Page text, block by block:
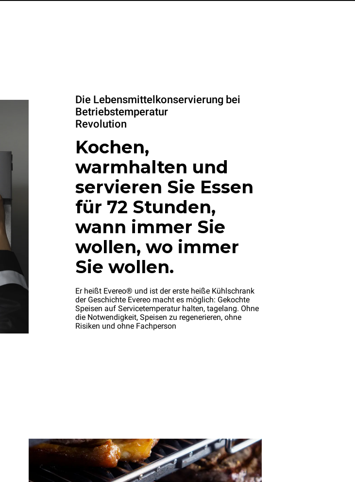
Die Lebensmittelkonservierung bei
Betriebstemperatur
Revolution
Kochen,
warmhalten und
servieren Sie Essen
für 72 Stunden,
wann immer Sie
wollen, wo immer
Sie wollen.
Er heißt Evereo® und ist der erste heiße Kühlschrank
der Geschichte Evereo macht es möglich: Gekochte
Speisen auf Servicetemperatur halten, tagelang. Ohne
die Notwendigkeit, Speisen zu regenerieren, ohne
Risiken und ohne Fachperson